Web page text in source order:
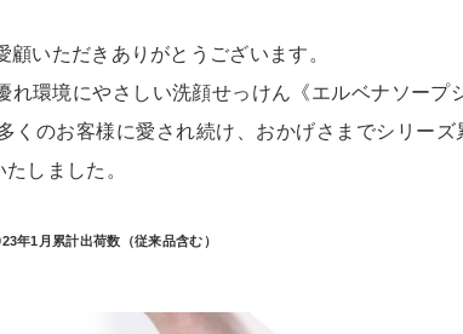
顧いただきありがとうございます。
れ環境にやさしい洗顔せっけん《エルベナソープ
くのお客様に愛され続け、おかげさまでシリー
しました。
年1月累計出荷数（従来品含む）